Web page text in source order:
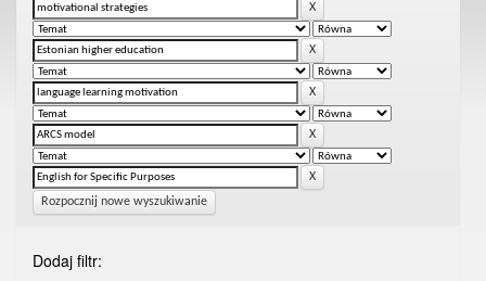
Rozpocznij nowe wyszukiwanie
Dodaj filtr: